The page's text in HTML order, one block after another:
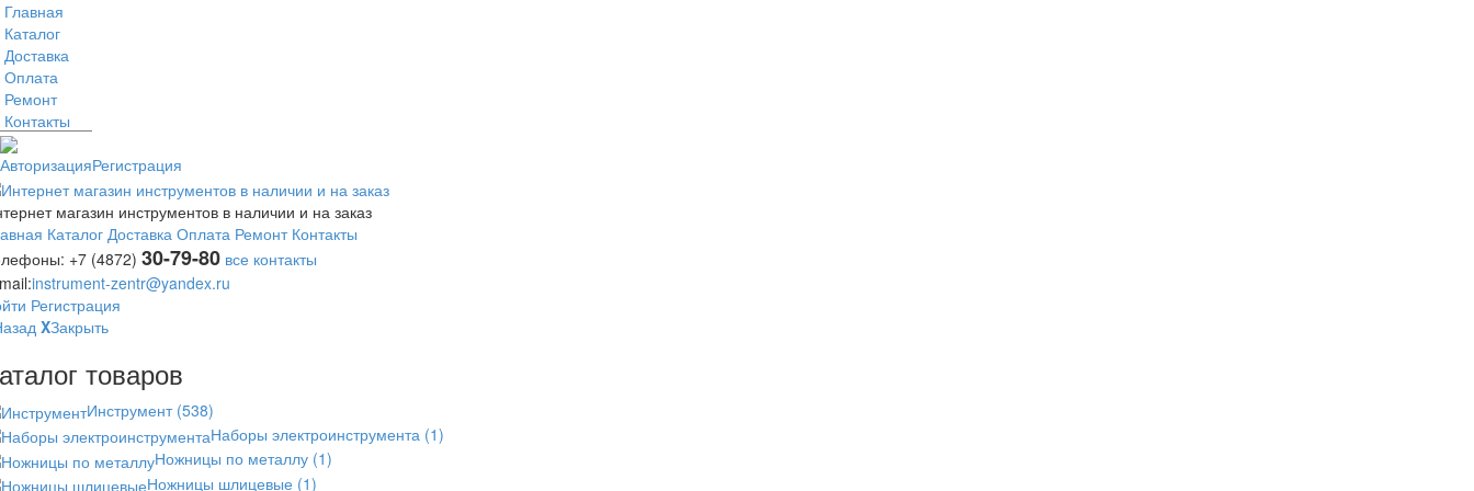
Главная
Каталог
Доставка
Оплата
Ремонт
Контакты
АвторизацияРегистрация
магазин инструментов в наличии и на заказ
Каталог Доставка Оплата Ремонт Контакты
+7 (4872) 30-79-80 все контакты
instrument-zentr@yandex.ru
Регистрация
XЗакрыть
товаров
Инструмент (538)
Наборы электроинструмента (1)
Ножницы по металлу (1)
Ножницы шлицевые (1)